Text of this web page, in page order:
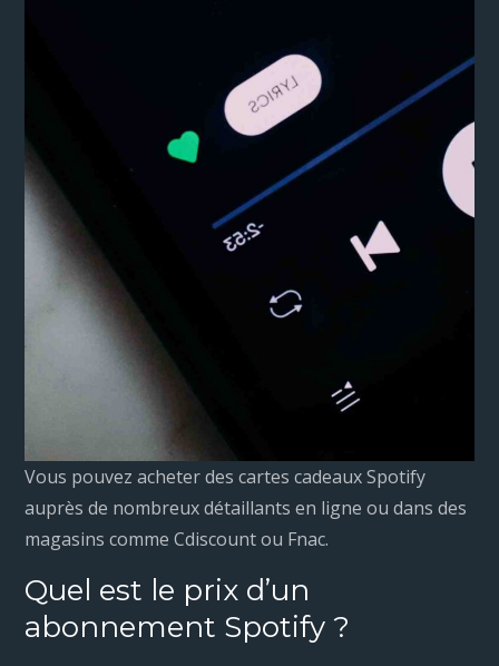
Vous pouvez acheter des cartes cadeaux Spotify
auprès de nombreux détaillants en ligne ou dans des
magasins comme Cdiscount ou Fnac.
Quel est le prix d’un
abonnement Spotify ?